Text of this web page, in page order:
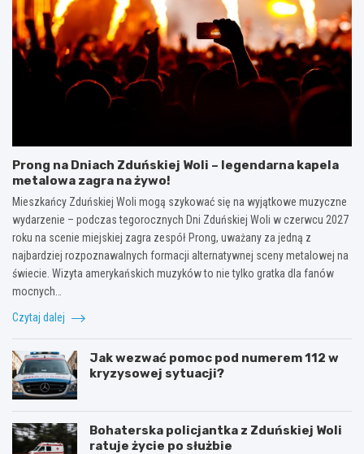
Prong na Dniach Zduńskiej Woli – legendarna kapela
metalowa zagra na żywo!
Mieszkańcy Zduńskiej Woli mogą szykować się na wyjątkowe muzyczne
wydarzenie – podczas tegorocznych Dni Zduńskiej Woli w czerwcu 2027
roku na scenie miejskiej zagra zespół Prong, uważany za jedną z
najbardziej rozpoznawalnych formacji alternatywnej sceny metalowej na
świecie. Wizyta amerykańskich muzyków to nie tylko gratka dla fanów
mocnych…
Czytaj dalej
Jak wezwać pomoc pod numerem 112 w
kryzysowej sytuacji?
Bohaterska policjantka z Zduńskiej Woli
ratuje życie po służbie